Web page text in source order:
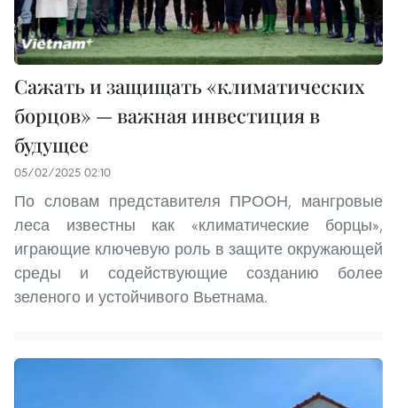
Сажать и защищать «климатических
борцов» — важная инвестиция в
будущее
05/02/2025 02:10
По словам представителя ПРООН, мангровые
леса известны как «климатические борцы»,
играющие ключевую роль в защите окружающей
среды и содействующие созданию более
зеленого и устойчивого Вьетнама.